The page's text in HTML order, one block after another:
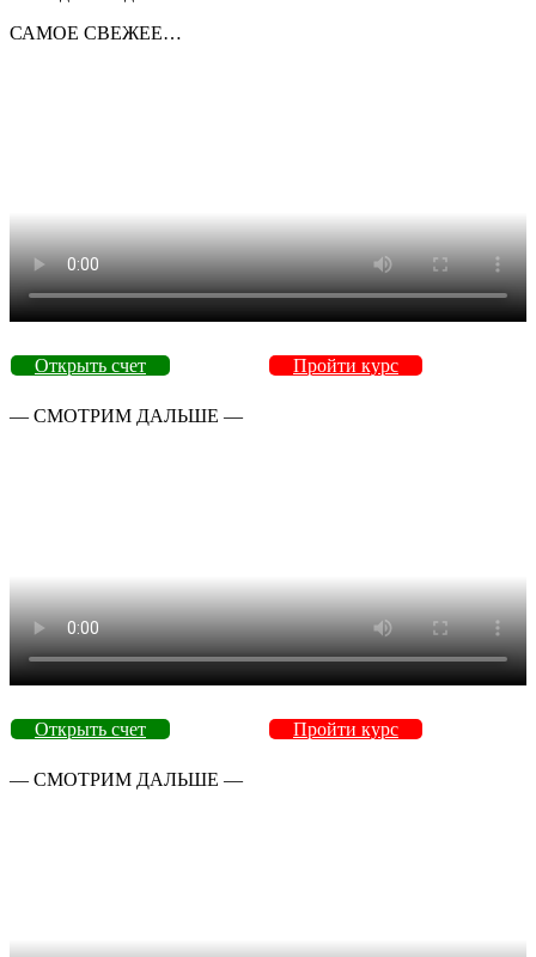
САМОЕ СВЕЖЕЕ…
Открыть счет Пройти курс
— СМОТРИМ ДАЛЬШЕ —
Открыть счет Пройти курс
— СМОТРИМ ДАЛЬШЕ —